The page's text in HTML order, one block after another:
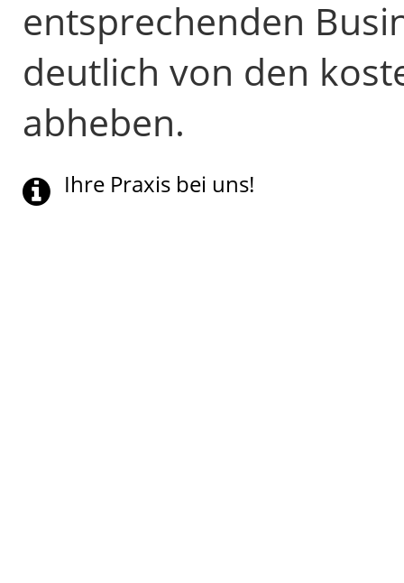
entsprechenden
deutlich von den
abheben.
Ihre Praxis bei uns!